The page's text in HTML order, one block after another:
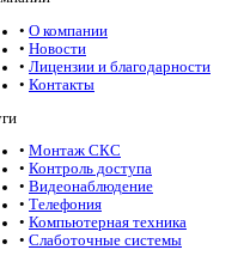
• О компании
• Новости
• Лицензии и благодарности
• Контакты
• Монтаж СКС
• Контроль доступа
• Видеонаблюдение
• Телефония
• Компьютерная техника
• Слаботочные системы